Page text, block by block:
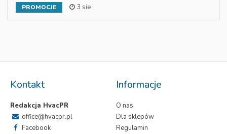
PROMOCJE 3 sie
Kontakt
Redakcja HvacPR
office@hvacpr.pl
Facebook
Informacje
O nas
Dla sklepów
Regulamin